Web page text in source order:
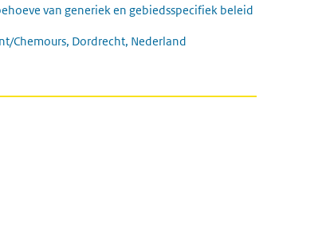
van generiek en gebiedsspecifiek beleid
Chemours, Dordrecht, Nederland